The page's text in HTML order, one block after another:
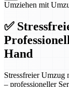
Umziehen mit
✅
Hand
Stressfreier
– professioneller